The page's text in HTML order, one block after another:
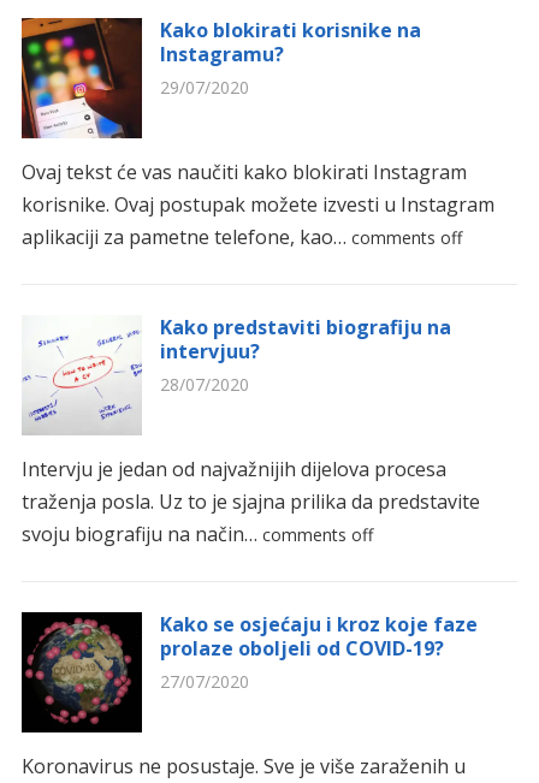
Kako blokirati korisnike na
Instagramu?
29/07/2020
Ovaj tekst će vas naučiti kako blokirati Instagram
korisnike. Ovaj postupak možete izvesti u Instagram
aplikaciji za pametne telefone, kao… comments off
Kako predstaviti biografiju na
intervjuu?
28/07/2020
Intervju je jedan od najvažnijih dijelova procesa
traženja posla. Uz to je sjajna prilika da predstavite
svoju biografiju na način… comments off
Kako se osjećaju i kroz koje faze
prolaze oboljeli od COVID-19?
27/07/2020
Koronavirus ne posustaje. Sve je više zaraženih u